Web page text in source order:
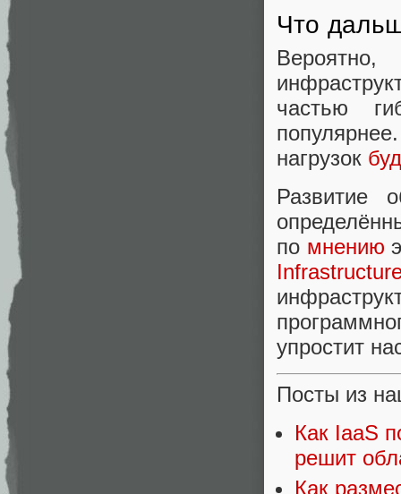
Что
частью
нагрузок
Развитие
по мнению
упростит
Посты из
Как IaaS
решит
Как